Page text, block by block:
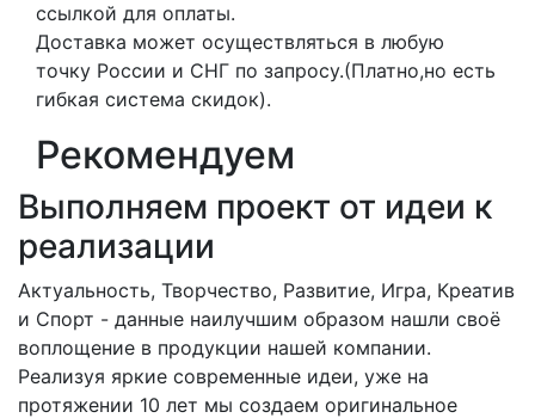
ссылкой для оплаты.
Доставка может осуществляться в любую
точку России и СНГ по запросу.(Платно,но есть
гибкая система скидок).
Рекомендуем
Выполняем проект от идеи к
реализации
Актуальность, Творчество, Развитие, Игра, Креатив
и Спорт - данные наилучшим образом нашли своё
воплощение в продукции нашей компании.
Реализуя яркие современные идеи, уже на
протяжении 10 лет мы создаем оригинальное